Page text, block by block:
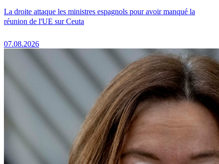
La droite attaque les ministres espagnols pour avoir manqué la
réunion de l'UE sur Ceuta
07.08.2026